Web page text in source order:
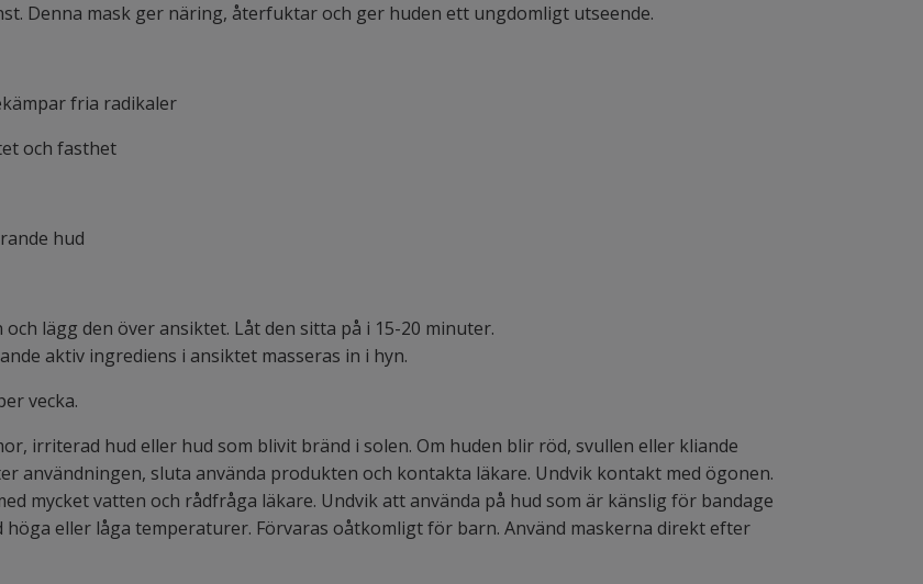
Denna mask ger näring, återfuktar och ger huden ett ungdomligt utseende.
fria radikaler
och fasthet
hud
lägg den över ansiktet. Låt den sitta på i 15-20 minuter.
aktiv ingrediens i ansiktet masseras in i hyn.
vecka.
irriterad hud eller hud som blivit bränd i solen. Om huden blir röd, svullen eller kliande
användningen, sluta använda produkten och kontakta läkare. Undvik kontakt med ögonen.
mycket vatten och rådfråga läkare. Undvik att använda på hud som är känslig för bandage
eller låga temperaturer. Förvaras oåtkomligt för barn. Använd maskerna direkt efter